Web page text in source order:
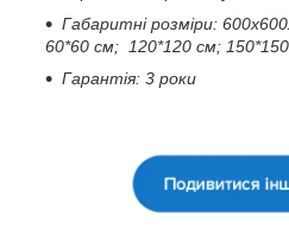
Габаритні розміри:
60*60 см; 120*120 см;
Гарантія: 3 роки